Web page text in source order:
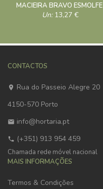
MACIEIRA BRAVO ESMOLFE
Un: 13,27 €
CONTACTOS
Rua do Passeio Alegre 20
4150-570 Porto
info@hortaria.pt
(+351) 913 954 459
Chamada rede móvel nacional
MAIS INFORMAÇÕES
Termos & Condições